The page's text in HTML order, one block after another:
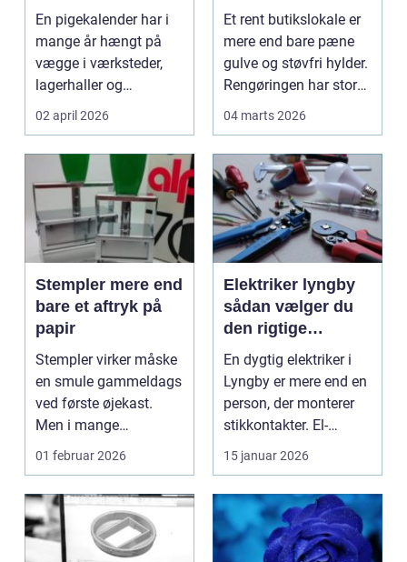
året rundt
En pigekalender har i
mange år hængt på
vægge i værksteder,
lagerhaller og
frokoststuer over hele
02 april 2026
butik, kunderne
har lyst til at
komme tilbage til
Et rent butikslokale er
mere end bare pæne
gulve og støvfri hylder.
Rengøringen har stor
betydning f...
04 marts 2026
Stempler mere end
bare et aftryk på
papir
Stempler virker måske
en smule gammeldags
ved første øjekast.
Men i mange
virksomheder og også
01 februar 2026
Elektriker lyngby
sådan vælger du
den rigtige
fagmand
En dygtig elektriker i
Lyngby er mere end en
person, der monterer
stikkontakter. El-
installationer e...
15 januar 2026